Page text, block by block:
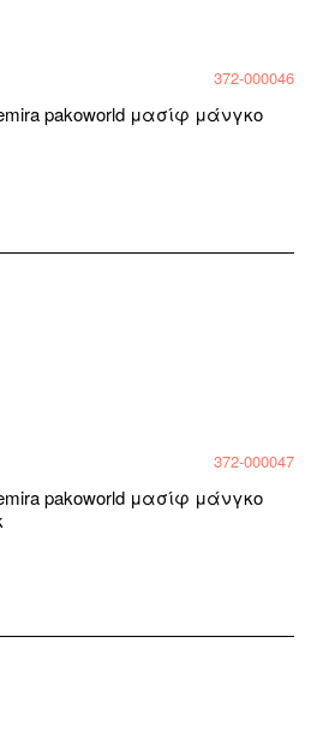
372-000046
pakoworld μασίφ μάνγκο
372-000047
pakoworld μασίφ μάνγκο